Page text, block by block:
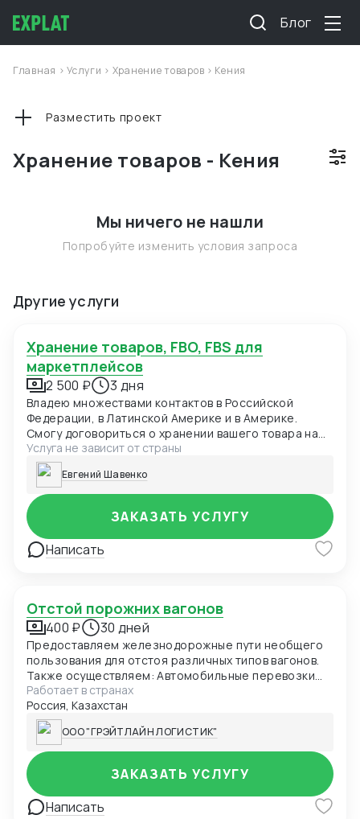
Блог
Главная >Услуги > Хранение товаров > Кения
Хранение товаров - Кения
Разместить проект
Мы ничего не нашли
Попробуйте изменить условия запроса
Другие услуги
Хранение товаров, FBO, FBS для
маркетплейсов
2 500 ₽ 3 дня
Владею множествами контактов в Российской
Федерации, в Латинской Америке и в Америке.
Смогу договориться о хранении вашего товара на
складе временного хранения. Также склады
выполняют функцию промежуточную с
маркетплейсами, по доставке, обработке и
хранению товара.
Услуга не зависит от страны
Евгений Шавенко
Написать
ЗАКАЗАТЬ УСЛУГУ
Отстой порожних вагонов
400 ₽ 30 дней
Предоставляем железнодорожные пути необщего
пользования для отстоя различных типов вагонов.
Также осуществляем: Автомобильные перевозки
FTL/LTL — стандартные, объемные, температурные
и сборные грузы; Железнодорожные перевозки
FCL/LCL — полный комплекс услуг с соблюдением
сроков и стандартов качества.
Работает в странах
Россия, Казахстан
ООО "ГРЭЙТЛАЙН ЛОГИСТИК"
Написать
ЗАКАЗАТЬ УСЛУГУ